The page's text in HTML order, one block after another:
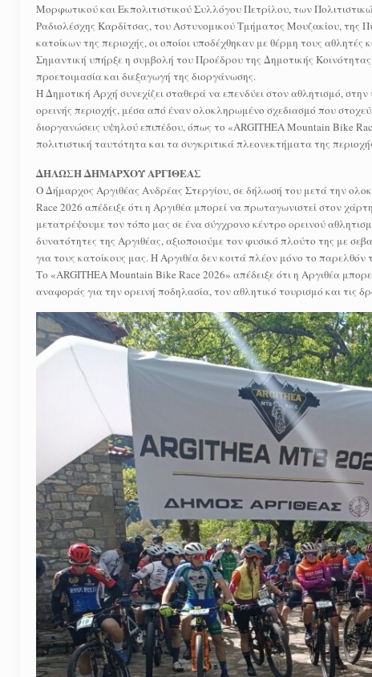
Μορφωτικού και Εκπολιτιστικού Συλλόγου Πετρίλου, των
Ραδιολέσχης Καρδίτσας, του Αστυνομικού Τμήματος Μουζακίου, της
κατοίκων της περιοχής, οι οποίοι υποδέχθηκαν με θέρμη τους
Σημαντική υπήρξε η συμβολή του Προέδρου της Δημοτικής
προετοιμασία και διεξαγωγή της διοργάνωσης.
Η Δημοτική Αρχή συνεχίζει σταθερά να επενδύει στον αθλητισμό,
ορεινής περιοχής, μέσα από έναν ολοκληρωμένο σχεδιασμό που
διοργανώσεις υψηλού επιπέδου, όπως το «ARGITHEA Mountain Bike
πολιτιστική ταυτότητα και τα συγκριτικά πλεονεκτήματα της
ΔΗΛΩΣΗ ΔΗΜΑΡΧΟΥ ΑΡΓΙΘΕΑΣ
Ο Δήμαρχος Αργιθέας Ανδρέας Στεργίου, σε δήλωσή του μετά την
Race 2026 απέδειξε ότι η Αργιθέα μπορεί να πρωταγωνιστεί στον
μετατρέψουμε τον τόπο μας σε ένα σύγχρονο κέντρο ορεινού
δυνατότητες της Αργιθέας, αξιοποιούμε τον φυσικό πλούτο της με
για τους κατοίκους μας. Η Αργιθέα δεν κοιτά πλέον μόνο το παρελθόν
Το «ARGITHEA Mountain Bike Race 2026» απέδειξε ότι η Αργιθέα
αναφοράς για την ορεινή ποδηλασία, τον αθλητικό τουρισμό και τις